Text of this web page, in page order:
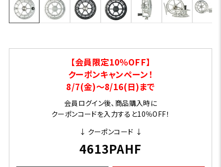
【会員限定10％OFF】
クーポンキャンペーン！
8/7(金)～8/16(日)まで
会員ログイン後、商品購入時に
クーポンコードを入力すると10％OFF！
↓ クーポンコード ↓
4613PAHF